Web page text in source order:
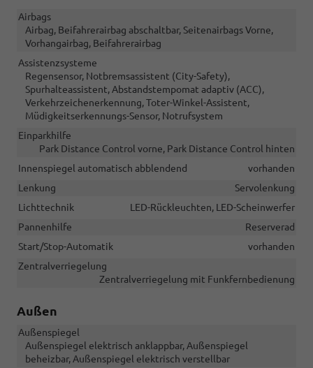
Airbags
Airbag, Beifahrerairbag abschaltbar, Seitenairbags Vorne,
Vorhangairbag, Beifahrerairbag
Assistenzsysteme
Regensensor, Notbremsassistent (City-Safety),
Spurhalteassistent, Abstandstempomat adaptiv (ACC),
Verkehrzeichenerkennung, Toter-Winkel-Assistent,
Müdigkeitserkennungs-Sensor, Notrufsystem
Einparkhilfe
Park Distance Control vorne, Park Distance Control hinten
Innenspiegel automatisch abblendend
vorhanden
Lenkung
Servolenkung
Lichttechnik
LED-Rückleuchten, LED-Scheinwerfer
Pannenhilfe
Reserverad
Start/Stop-Automatik
vorhanden
Zentralverriegelung
Zentralverriegelung mit Funkfernbedienung
Außen
Außenspiegel
Außenspiegel elektrisch anklappbar, Außenspiegel
beheizbar, Außenspiegel elektrisch verstellbar